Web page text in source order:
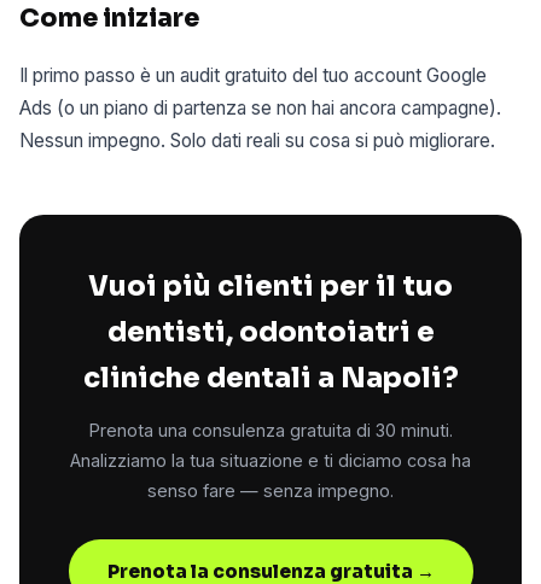
Come iniziare
Il primo passo è un audit gratuito del tuo account Google
Ads (o un piano di partenza se non hai ancora campagne).
Nessun impegno. Solo dati reali su cosa si può migliorare.
Vuoi più clienti per il tuo
dentisti, odontoiatri e
cliniche dentali a Napoli?
Prenota una consulenza gratuita di 30 minuti.
Analizziamo la tua situazione e ti diciamo cosa ha
senso fare — senza impegno.
Prenota la consulenza gratuita →